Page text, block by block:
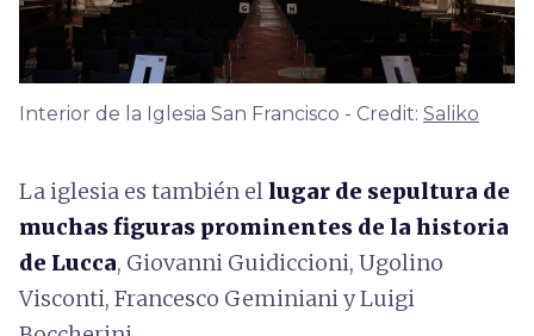
Interior de la Iglesia San Francisco - Credit: Saliko
La iglesia es también ellugar de sepultura de
muchas figuras prominentes de la historia
de Lucca, Giovanni Guidiccioni, Ugolino
Visconti, Francesco Geminiani y Luigi